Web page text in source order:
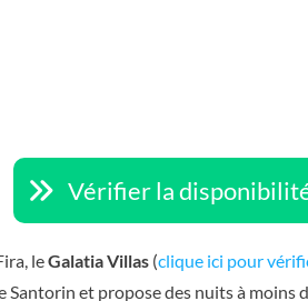
Vérifier la
leGalatia Villas (clique ici pour
Santorin et propose des nuits à moins